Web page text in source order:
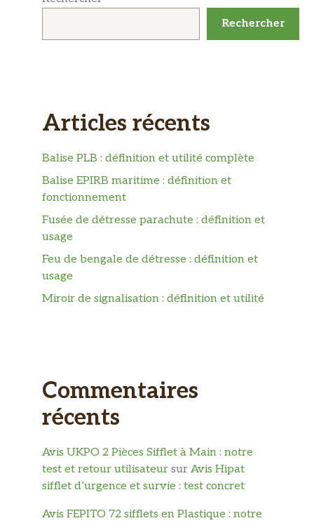
Rechercher
Articles récents
Balise PLB : définition et utilité complète
Balise EPIRB maritime : définition et
fonctionnement
Fusée de détresse parachute : définition et
usage
Feu de bengale de détresse : définition et
usage
Miroir de signalisation : définition et utilité
Commentaires
récents
Avis UKPO 2 Pièces Sifflet à Main : notre
test et retour utilisateur sur Avis Hipat
sifflet d’urgence et survie : test concret
Avis FEPITO 72 sifflets en Plastique : notre